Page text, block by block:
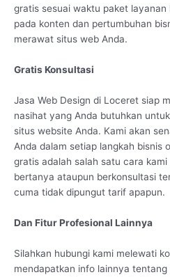
gratis sesuai waktu paket
pada konten dan pertumbuhan
merawat situs web Anda.
Gratis Konsultasi
Jasa Web Design di Loceret siap
nasihat yang Anda butuhkan
situs website Anda. Kami akan
Anda dalam setiap langkah bisnis
gratis adalah salah satu cara
bertanya ataupun berkonsultasi
cuma tidak dipungut tarif apapun.
Dan Fitur Profesional Lainnya
Silahkan hubungi kami melewati
mendapatkan info lainnya